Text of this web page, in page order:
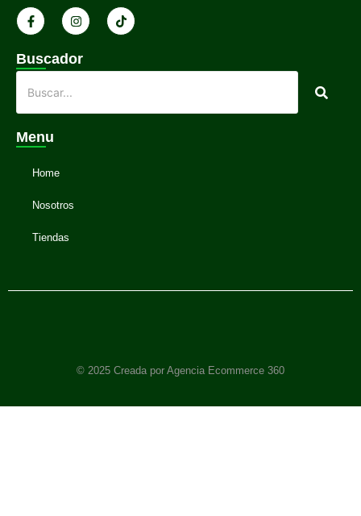
Buscador
Menu
Home
Nosotros
Tiendas
© 2025 Creada por Agencia Ecommerce 360